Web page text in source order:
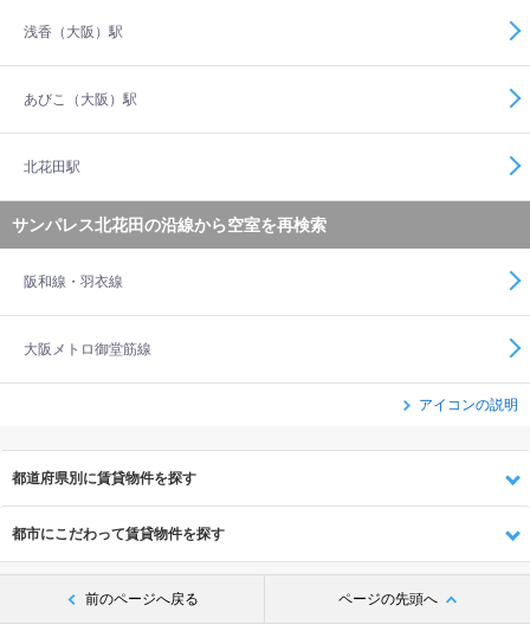
浅香（大阪）駅
あびこ（大阪）駅
北花田駅
サンパレス北花田の沿線から空室を再検索
阪和線・羽衣線
大阪メトロ御堂筋線
アイコンの説明
都道府県別に賃貸物件を探す
都市にこだわって賃貸物件を探す
前のページへ戻る ページの先頭へ